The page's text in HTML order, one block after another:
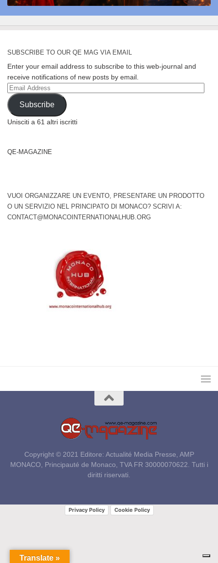
SUBSCRIBE TO OUR QE MAG VIA EMAIL
Enter your email address to subscribe to this web-journal and
receive notifications of new posts by email.
Email
Address
Subscribe
Unisciti a 61 altri iscritti
QE-MAGAZINE
VUOI ORGANIZZARE UN EVENTO, PRESENTARE UN PRODOTTO
O UN SERVIZIO NEL PRINCIPATO DI MONACO? SCRIVI A:
CONTACT@MONACOINTERNATIONALHUB.ORG
Copyright © 2021 Editore: Actualité Media Presse, AMP
MONACO, Principauté de Monaco, TVA FR 30000070622. Tutti i
diritti riservati.
Translate »
Privacy Policy Cookie Policy